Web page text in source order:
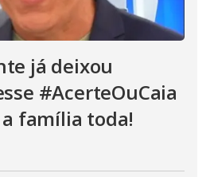
já deixou
#AcerteOuCaia
família toda!